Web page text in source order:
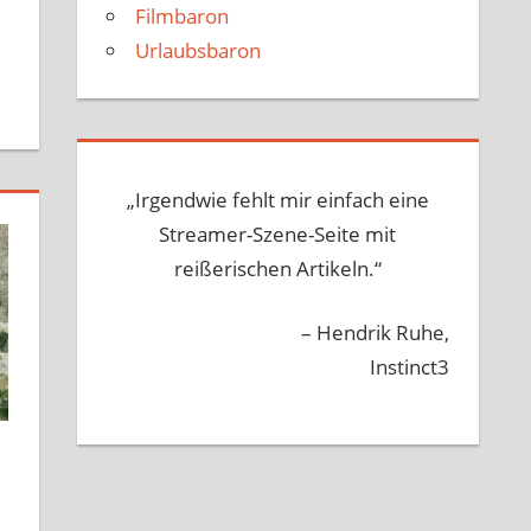
Filmbaron
Urlaubsbaron
„Irgendwie fehlt mir einfach eine
Streamer-Szene-Seite mit
reißerischen Artikeln.“
– Hendrik Ruhe,
Instinct3